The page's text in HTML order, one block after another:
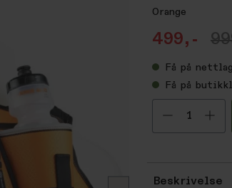
Orange
499,-
Få på
Få på
Velg
Beskrivelse